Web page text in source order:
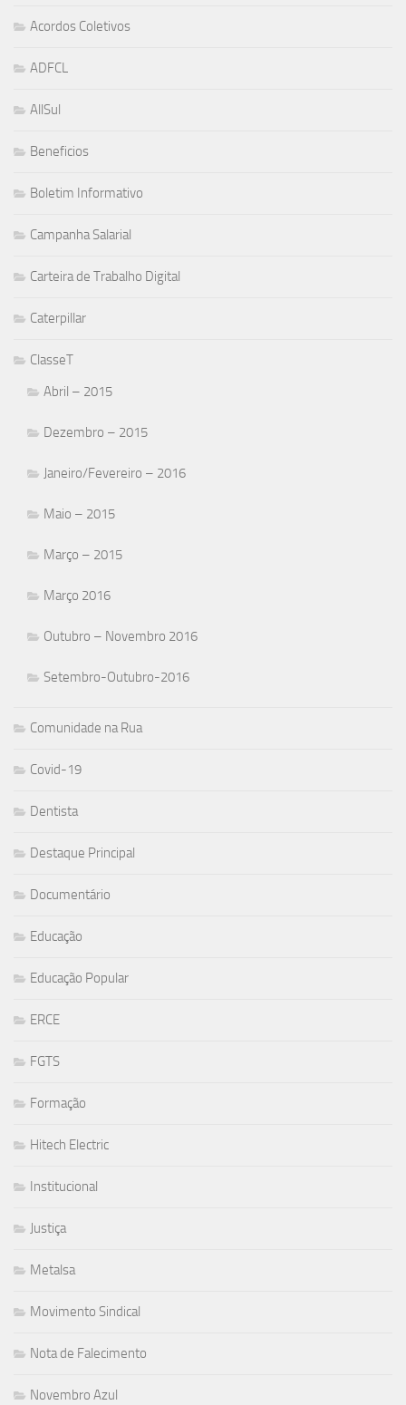
Acordos Coletivos
ADFCL
AllSul
Beneficios
Boletim Informativo
Campanha Salarial
Carteira de Trabalho Digital
Caterpillar
ClasseT
Abril – 2015
Dezembro – 2015
Janeiro/Fevereiro – 2016
Maio – 2015
Março – 2015
Março 2016
Outubro – Novembro 2016
Setembro-Outubro-2016
Comunidade na Rua
Covid-19
Dentista
Destaque Principal
Documentário
Educação
Educação Popular
ERCE
FGTS
Formação
Hitech Electric
Institucional
Justiça
Metalsa
Movimento Sindical
Nota de Falecimento
Novembro Azul